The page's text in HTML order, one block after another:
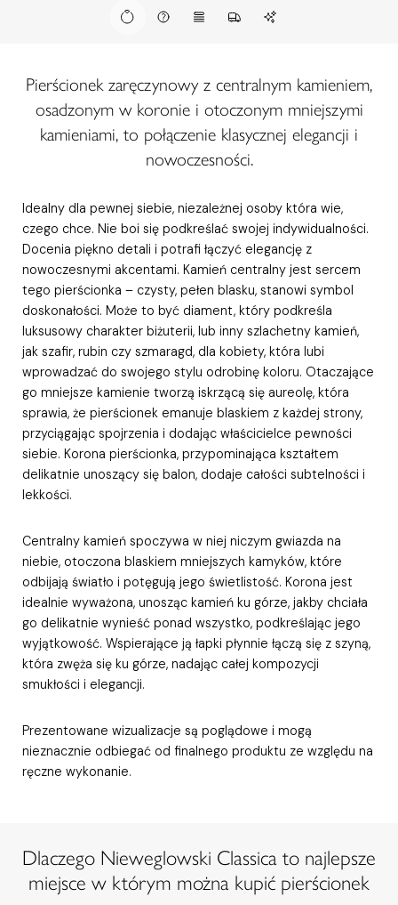
Pierścionek zaręczynowy z centralnym kamieniem,
osadzonym w koronie i otoczonym mniejszymi
kamieniami, to połączenie klasycznej elegancji i
nowoczesności.
Idealny dla pewnej siebie, niezależnej osoby która wie,
czego chce. Nie boi się podkreślać swojej indywidualności.
Docenia piękno detali i potrafi łączyć elegancję z
nowoczesnymi akcentami. Kamień centralny jest sercem
tego pierścionka – czysty, pełen blasku, stanowi symbol
doskonałości. Może to być diament, który podkreśla
luksusowy charakter biżuterii, lub inny szlachetny kamień,
jak szafir, rubin czy szmaragd, dla kobiety, która lubi
wprowadzać do swojego stylu odrobinę koloru. Otaczające
go mniejsze kamienie tworzą iskrzącą się aureolę, która
sprawia, że pierścionek emanuje blaskiem z każdej strony,
przyciągając spojrzenia i dodając właścicielce pewności
siebie. Korona pierścionka, przypominająca kształtem
delikatnie unoszący się balon, dodaje całości subtelności i
lekkości.
Centralny kamień spoczywa w niej niczym gwiazda na
niebie, otoczona blaskiem mniejszych kamyków, które
odbijają światło i potęgują jego świetlistość. Korona jest
idealnie wyważona, unosząc kamień ku górze, jakby chciała
go delikatnie wynieść ponad wszystko, podkreślając jego
wyjątkowość. Wspierające ją łapki płynnie łączą się z szyną,
która zwęża się ku górze, nadając całej kompozycji
smukłości i elegancji.
Prezentowane wizualizacje są poglądowe i mogą
nieznacznie odbiegać od finalnego produktu ze względu na
ręczne wykonanie.
Dlaczego Nieweglowski Classica to najlepsze
miejsce w którym można kupić pierścionek